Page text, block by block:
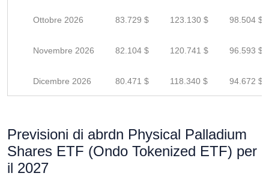
Ottobre 2026 83.729 $ 123.130 $ 98.504 $
Novembre 2026 82.104 $ 120.741 $ 96.593 $
Dicembre 2026 80.471 $ 118.340 $ 94.672 $
Previsioni di abrdn Physical Palladium
Shares ETF (Ondo Tokenized ETF) per
il 2027